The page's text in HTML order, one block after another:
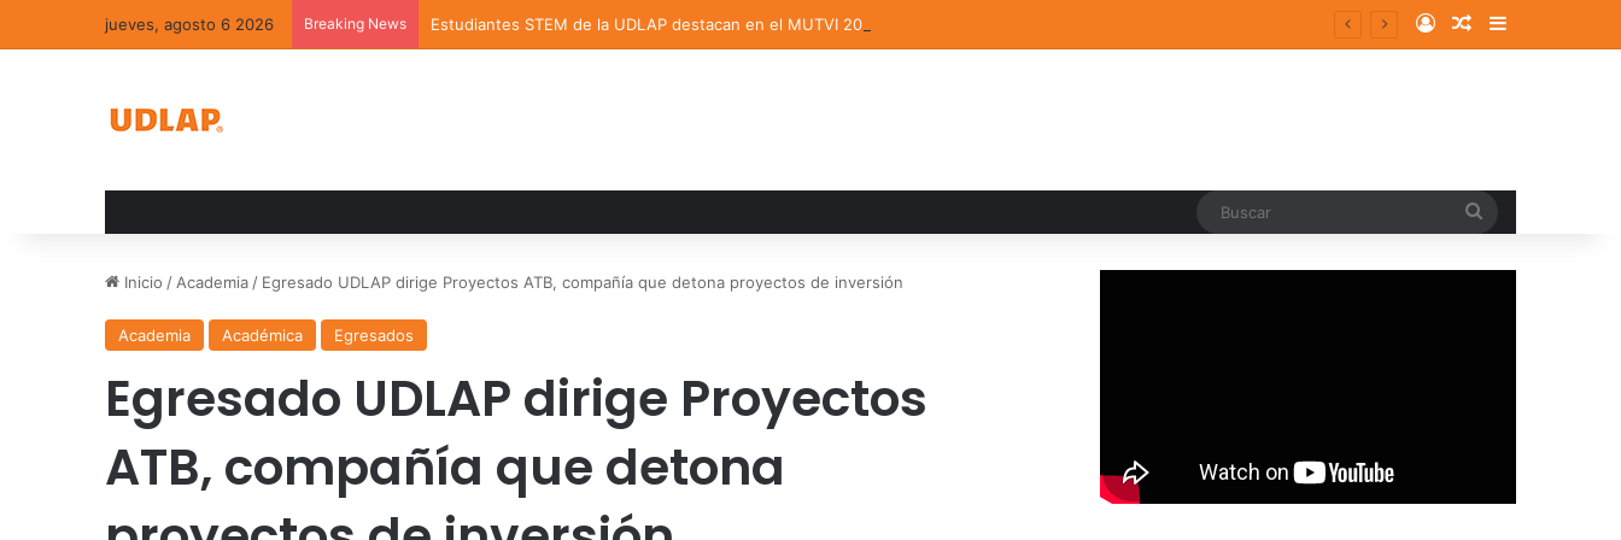
jueves, agosto 6 2026 Breaking News Estudiantes STEM de la UDLAP destacan en el MUTVI 2026 Log InRandom Article
Sidebar
Inicio / Academia / Egresado UDLAP dirige Proyectos ATB, compañía que detona proyectos de inversión
Academia Académica Egresados
Egresado UDLAP dirige Proyectos
ATB, compañía que detona